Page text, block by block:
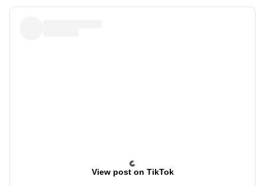
View post on TikTok